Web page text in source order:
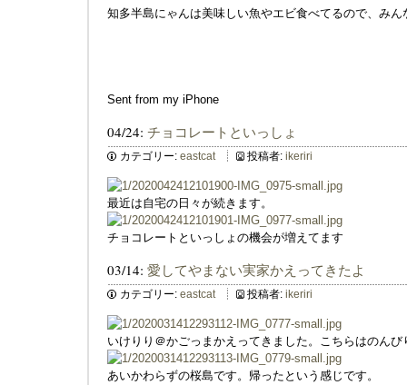
知多半島にゃんは美味しい魚やエビ食べてるので、み
Sent from my iPhone
04/24: チョコレートといっしょ
カテゴリー: eastcat 投稿者: ikeriri
最近は自宅の日々が続きます。
チョコレートといっしょの機会が増えてます
03/14: 愛してやまない実家かえってきたよ
カテゴリー: eastcat 投稿者: ikeriri
いけりり＠かごっまかえってきました。こちらはのんび
あいかわらずの桜島です。帰ったという感じです。